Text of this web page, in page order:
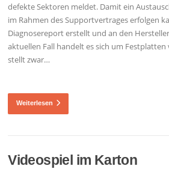
defekte Sektoren meldet. Damit ein
im Rahmen des Supportvertrages erfolgen
Diagnosereport erstellt und an den
aktuellen Fall handelt es sich um Festplatten
stellt zwar…
Weiterlesen
Videospiel im Karton